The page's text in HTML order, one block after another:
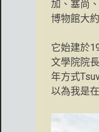
加、塞尚
博物館大
它始建於
文學院院
年方式
以為我是